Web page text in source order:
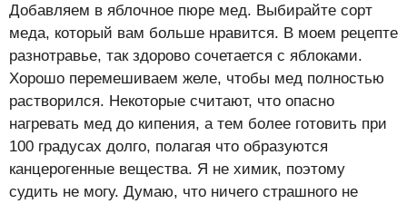
Добавляем в яблочное пюре мед. Выбирайте сорт
меда, который вам больше нравится. В моем рецепте
разнотравье, так здорово сочетается с яблоками.
Хорошо перемешиваем желе, чтобы мед полностью
растворился. Некоторые считают, что опасно
нагревать мед до кипения, а тем более готовить при
100 градусах долго, полагая что образуются
канцерогенные вещества. Я не химик, поэтому
судить не могу. Думаю, что ничего страшного не